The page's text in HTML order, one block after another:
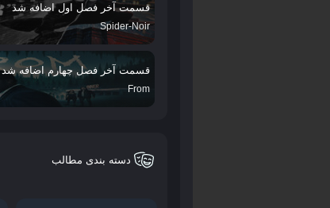
قسمت آخر فصل اول اضافه شد
Spider-Noir
قسمت آخر فصل چهارم اضافه شد
From
دسته بندی مطالب